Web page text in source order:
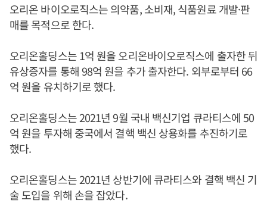
오리온 바이오로직스는 의약품, 소비재, 식품원료 개발·판
매를 목적으로 한다.
오리온홀딩스는 1억 원을 오리온바이오로직스에 출자한 뒤
유상증자를 통해 98억 원을 추가 출자한다. 외부로부터 66
억 원을 유치하기로 했다.
오리온홀딩스는 2021년 9월 국내 백신기업 큐라티스에 50
억 원을 투자해 중국에서 결핵 백신 상용화를 추진하기로
했다.
오리온홀딩스는 2021년 상반기에 큐라티스와 결핵 백신 기
술 도입을 위해 손을 잡았다.